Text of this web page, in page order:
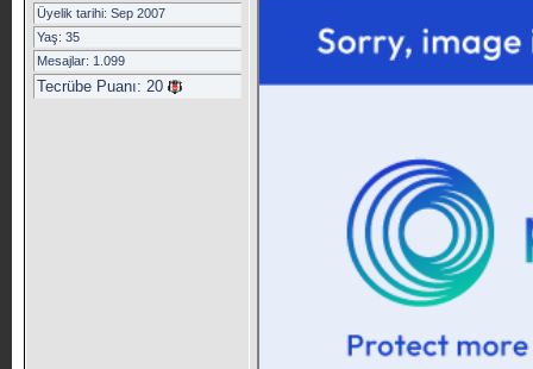
Üyelik tarihi: Sep 2007
Yaş: 35
Mesajlar: 1.099
Tecrübe Puanı: 20